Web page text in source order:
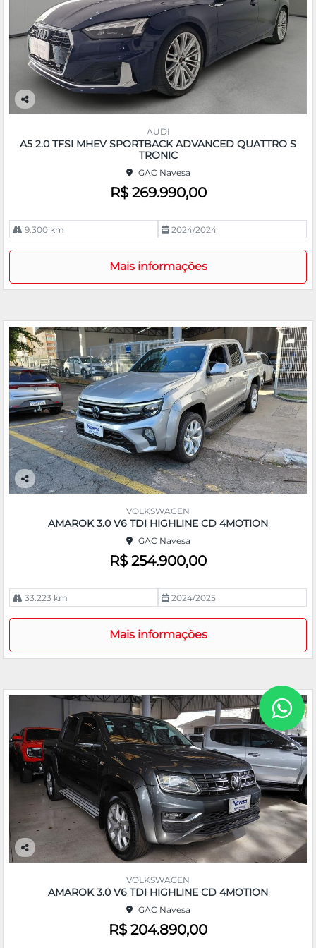
Co
pa
rtil
AUDI
A5 2.0 TFSI MHEV SPORTBACK ADVANCED QUATTRO S
TRONIC
GAC Navesa
R$ 269.990,00
9.300 km 2024/2024
Mais informações
Co
VOLKSWAGEN
AMAROK 3.0 V6 TDI HIGHLINE CD 4MOTION
GAC Navesa
R$ 254.900,00
33.223 km 2024/2025
Mais informações
Co
VOLKSWAGEN
AMAROK 3.0 V6 TDI HIGHLINE CD 4MOTION
GAC Navesa
R$ 204.890,00